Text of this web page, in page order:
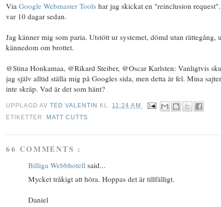
Via Google Webmaster Tools har jag skickat en "reinclusion
var 10 dagar sedan.
Jag känner mig som paria. Utstött ur systemet, dömd utan rättegång,
kännedom om brottet.
@Stina Honkamaa, @Rikard Steiber, @Oscar Karlsten: Vanligtvis
jag själv alltid ställa mig på Googles sida, men detta är fel. Mina
inte skräp. Vad är det som hänt?
UPPLAGD AVTED VALENTIN KL. 11:24 AM
ETIKETTER: MATT CUTTS
66 COMMENTS :
Billiga Webbhotell said...
Mycket tråkigt att höra. Hoppas det är tillfälligt.
Daniel